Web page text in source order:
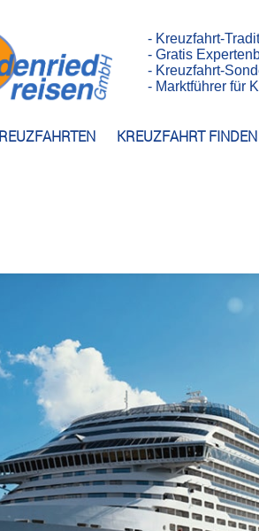
KREUZFAHRT FINDEN
- Kreuzfahrt-
- Gratis
- Kreuzfahrt-
- Marktführer für